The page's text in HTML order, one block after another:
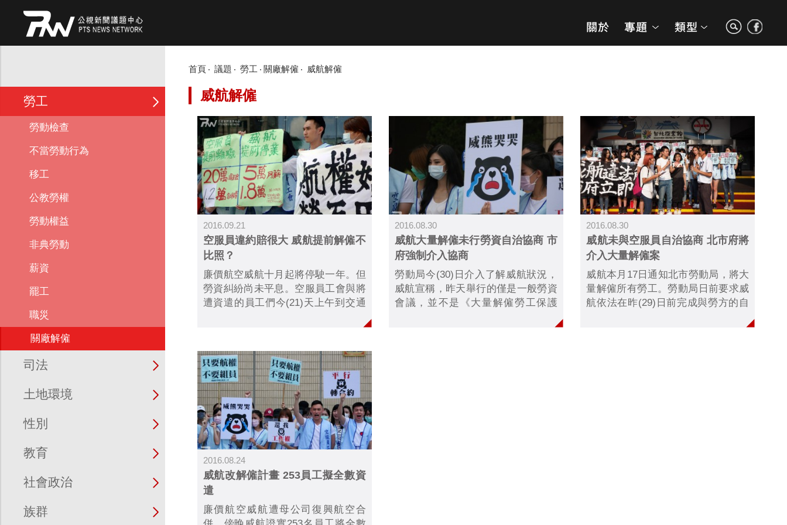
勞工
勞動檢查
不當勞動行為
移工
公教勞權
勞動權益
非典勞動
薪資
罷工
職災
關廠解僱
司法
土地環境
性別
教育
社會政治
族群
首頁 議題 勞工 關廠解僱 威航解僱
威航解僱
2016.09.21
空服員違約賠很大 威航提前解僱不
比照？
廉價航空威航十月起將停駛一年。但
勞資糾紛尚未平息。空服員工會與將
遭資遣的員工們今(21)天上午到交通
資爭議列入航權審核的評比依據。但
做出承諾。
2016.08.30
威航大量解僱未行勞資自治協商 市
府強制介入協商
勞動局今(30)日介入了解威航狀況，
威航宣稱，昨天舉行的僅是一般勞資
會議，並不是《大量解僱勞工保護
商，因此也沒有黑箱、唬弄員工的問
2016.08.30
威航未與空服員自治協商 北市府將
介入大量解僱案
威航本月17日通知北市勞動局，將大
量解僱所有勞工。勞動局日前要求威
航依法在昨(29)日前完成與勞方的自
市府前陳情，表示並未收到資方通知
2016.08.24
威航改解僱計畫 253員工擬全數資
遣
廉價航空威航遭母公司復興航空合